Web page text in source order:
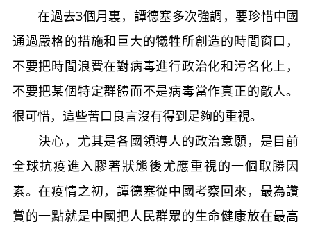
在過去3個月裏，譚德塞多次強調，要珍惜中國
通過嚴格的措施和巨大的犧牲所創造的時間窗口，
不要把時間浪費在對病毒進行政治化和污名化上，
不要把某個特定群體而不是病毒當作真正的敵人。
很可惜，這些苦口良言沒有得到足夠的重視。
決心，尤其是各國領導人的政治意願，是目前
全球抗疫進入膠著狀態後尤應重視的一個取勝因
素。在疫情之初，譚德塞從中國考察回來，最為讚
賞的一點就是中國把人民群眾的生命健康放在最高